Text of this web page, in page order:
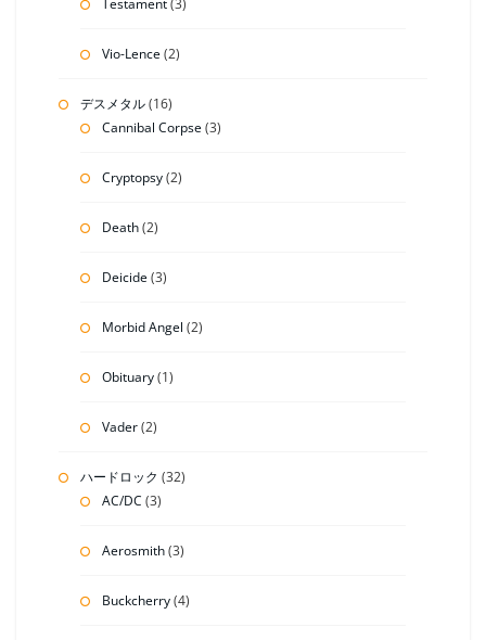
Testament(3)
Vio-Lence(2)
デスメタル(16)
Cannibal Corpse(3)
Cryptopsy(2)
Death(2)
Deicide(3)
Morbid Angel (2)
Obituary(1)
Vader(2)
ハードロック (32)
AC/DC (3)
Aerosmith(3)
Buckcherry(4)